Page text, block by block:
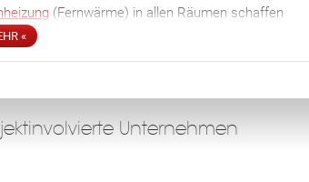
(Fernwärme) in allen Räumen schaffen
bei.
verfügbar.
«
Unternehmen